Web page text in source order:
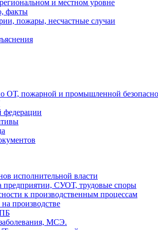
и местном уровне
факты
пожары, несчастные случаи
ОТ, пожарной и промышленной
исполнительной власти
предприятии, СУОТ, трудовые споры
к производственным процессам
производстве
МСЭ.